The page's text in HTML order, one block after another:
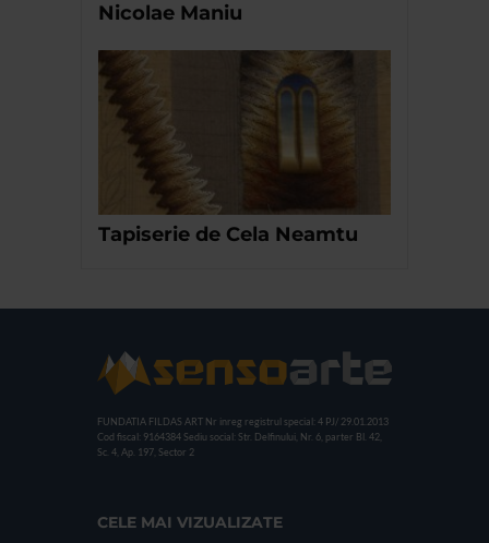
Nicolae Maniu
Tapiserie de Cela Neamtu
FUNDATIA FILDAS ART Nr inreg registrul special: 4 PJ/ 29.01.2013
Cod fiscal: 9164384 Sediu social: Str. Delfinului, Nr. 6, parter Bl. 42,
Sc. 4, Ap. 197, Sector 2
CELE MAI VIZUALIZATE